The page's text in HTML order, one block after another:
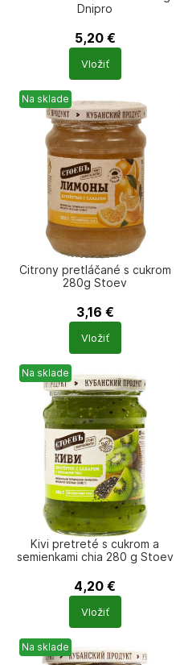
Dnipro
5,20 €
Počet
produktů
Vložiť
Na sklade
Citrony pretláčané s cukrom
280g Stoev
3,16 €
Počet
produktů
Vložiť
Na sklade
Kivi pretreté s cukrom a
semienkami chia 280 g Stoev
4,20 €
Počet
produktů
Vložiť
Na sklade